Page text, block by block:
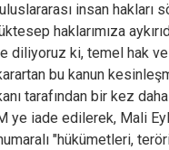
insan hakları
haklarımıza
diliyoruz ki, temel hak
bu kanun
tarafından bir kez
ye iade edilerek, Mali
"hükümetleri,